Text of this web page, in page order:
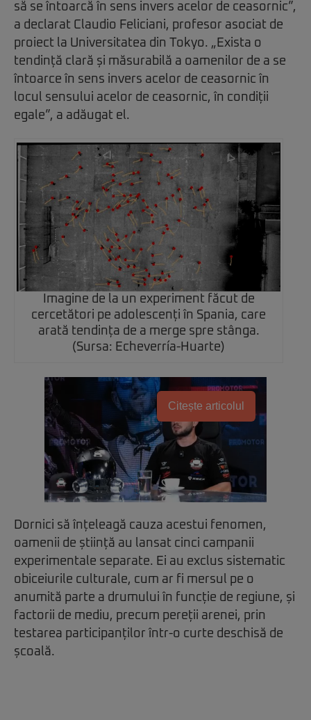
să se întoarcă în sens invers acelor de ceasornic”,
a declarat Claudio Feliciani, profesor asociat de
proiect la Universitatea din Tokyo. „Exista o
tendință clară și măsurabilă a oamenilor de a se
întoarce în sens invers acelor de ceasornic în
locul sensului acelor de ceasornic, în condiții
egale”, a adăugat el.
Imagine de la un experiment făcut de
cercetători pe adolescenți în Spania, care
arată tendința de a merge spre stânga.
(Sursa: Echeverría-Huarte)
Citește articolul
Dornici să înțeleagă cauza acestui fenomen,
oamenii de știință au lansat cinci campanii
experimentale separate. Ei au exclus sistematic
obiceiurile culturale, cum ar fi mersul pe o
anumită parte a drumului în funcție de regiune, și
factorii de mediu, precum pereții arenei, prin
testarea participanților într-o curte deschisă de
școală.